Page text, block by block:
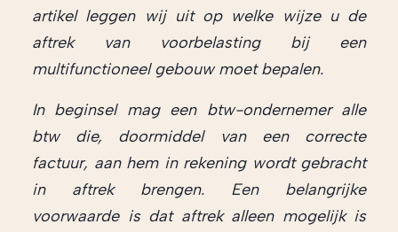
artikel leggen wij uit op welke wijze u de
aftrek van voorbelasting bij een
multifunctioneel gebouw moet bepalen.
In beginsel mag een btw-ondernemer alle
btw die, doormiddel van een correcte
factuur, aan hem in rekening wordt gebracht
in aftrek brengen. Een belangrijke
voorwaarde is dat aftrek alleen mogelijk is